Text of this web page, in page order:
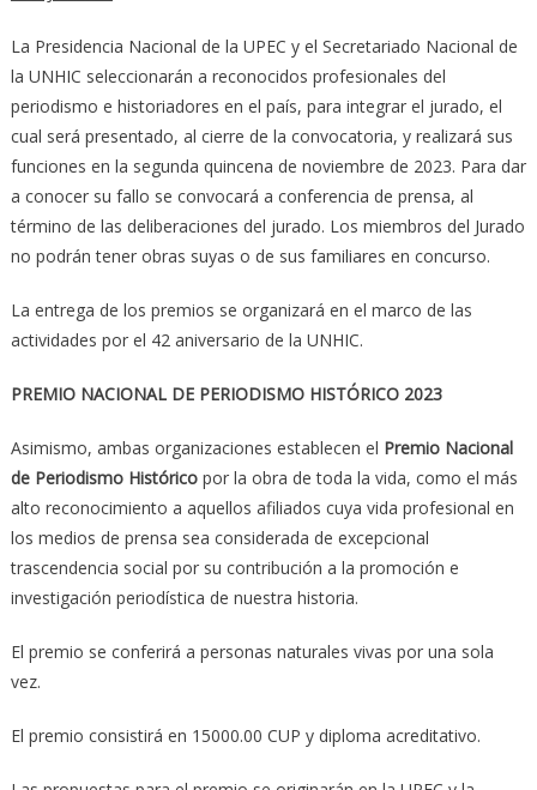
La Presidencia Nacional de la UPEC y el Secretariado Nacional de
la UNHIC seleccionarán a reconocidos profesionales del
periodismo e historiadores en el país, para integrar el jurado, el
cual será presentado, al cierre de la convocatoria, y realizará sus
funciones en la segunda quincena de noviembre de 2023. Para dar
a conocer su fallo se convocará a conferencia de prensa, al
término de las deliberaciones del jurado. Los miembros del Jurado
no podrán tener obras suyas o de sus familiares en concurso.
La entrega de los premios se organizará en el marco de las
actividades por el 42 aniversario de la UNHIC.
PREMIO NACIONAL DE PERIODISMO HISTÓRICO 2023
Asimismo, ambas organizaciones establecen el Premio Nacional
de Periodismo Históricopor la obra de toda la vida, como el más
alto reconocimiento a aquellos afiliados cuya vida profesional en
los medios de prensa sea considerada de excepcional
trascendencia social por su contribución a la promoción e
investigación periodística de nuestra historia.
El premio se conferirá a personas naturales vivas por una sola
vez.
El premio consistirá en 15000.00 CUP y diploma acreditativo.